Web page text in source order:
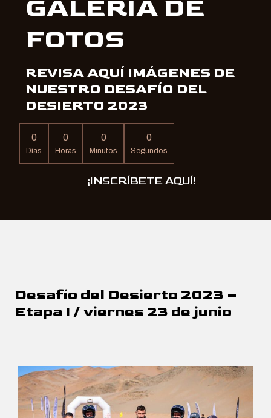
GALERÍA DE
FOTOS
REVISA AQUÍ IMÁGENES DE
NUESTRO DESAFÍO DEL
DESIERTO 2023
0
Días
0
Horas
0
Minutos
0
Segundos
¡INSCRÍBETE AQUÍ!
Desafío del Desierto 2023 –
Etapa I / viernes 23 de junio